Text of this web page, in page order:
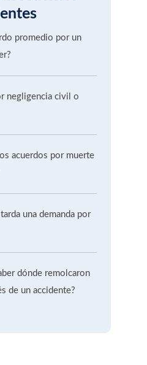
promedio por un
negligencia civil o
acuerdos por muerte
una demanda por
dónde remolcaron
de un accidente?